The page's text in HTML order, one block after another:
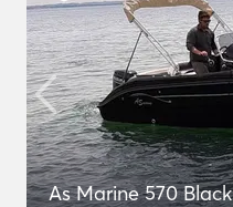
As Marine 570 Black